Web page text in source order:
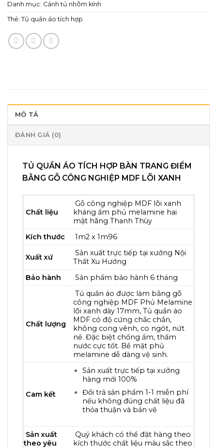
Danh mục: Cánh tủ nhôm kính
Thẻ: Tủ quần áo tích hợp
MÔ TẢ
ĐÁNH GIÁ (0)
TỦ QUẦN ÁO TÍCH HỢP BÀN TRANG ĐIỂM
BẰNG GỖ CÔNG NGHIỆP MDF LÕI XANH
Chất liệu
Gỗ công nghiệp MDF lõi xanh
kháng ẩm phủ melamine hai
mặt hãng Thanh Thùy
Kích thước
1m2 x 1m96
Xuất xứ
Sản xuất trực tiếp tại xưởng Nội
Thất Xu Hướng
Bảo hành
Sản phẩm bảo hành 6 tháng
Chất lượng
Tủ quần áo được làm bằng gỗ
công nghiệp MDF Phủ Melamine
lõi xanh dày 17mm, Tủ quần áo
MDF có độ cứng chắc chắn,
không cong vênh, co ngót, nứt
nẻ. Đặc biệt chống ẩm, thấm
nước cực tốt. Bề mặt phủ
melamine dễ dàng vệ sinh.
Cam kết
Sản xuất trực tiếp tại xưởng
hàng mới 100%
Đổi trả sản phẩm 1-1 miễn phí
nếu không đúng chất liệu đã
thỏa thuận và bản vẽ
Sản xuất
theo yêu
Quý khách có thể đặt hàng theo
kích thước chất liệu màu sắc theo